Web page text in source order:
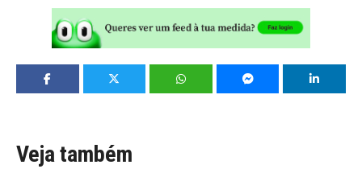
Veja também